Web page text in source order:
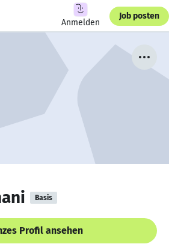
Anmelden
Job posten
Basis
Profil ansehen